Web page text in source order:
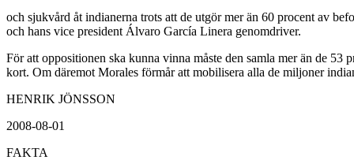
och sjukvård åt indianerna trots att de utgör mer än 60 procent av
och hans vice president Álvaro García Linera genomdriver.
För att oppositionen ska kunna vinna måste den samla mer än de
kort. Om däremot Morales förmår att mobilisera alla de miljoner
HENRIK JÖNSSON
2008-08-01
FAKTA